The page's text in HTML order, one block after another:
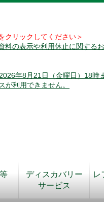
リックしてください＞
料の表示や利用休止に関する
年8月21日（金曜日）18時
が利用できません。
ディスカバリー
サービス
レ